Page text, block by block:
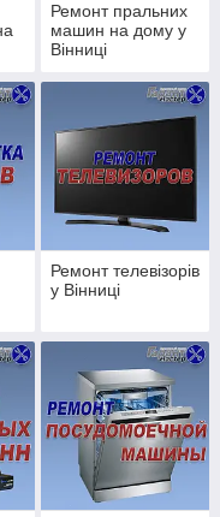
антен;
машин;
вікон і
Ремонт пральних
машин на дому у
Вінниці
Ремонт телевізорів
у Вінниці